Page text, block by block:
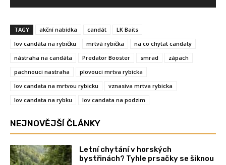
TAGY akční nabídka candát
LK Baits
lov candáta na rybičku
mrtvá rybička
na co chytat candaty
nástraha na candáta
Predator Booster smrad
zápach
pachnouci nastraha
plovouci mrtva rybicka
lov candata na mrtvou rybicku
vznasiva mrtva rybicka
lov candata na rybku
lov candata na podzim
NEJNOVĚJŠÍ ČLÁNKY
Letní chytání v horských
bystřinách? Tyhle prsačky se šiknou